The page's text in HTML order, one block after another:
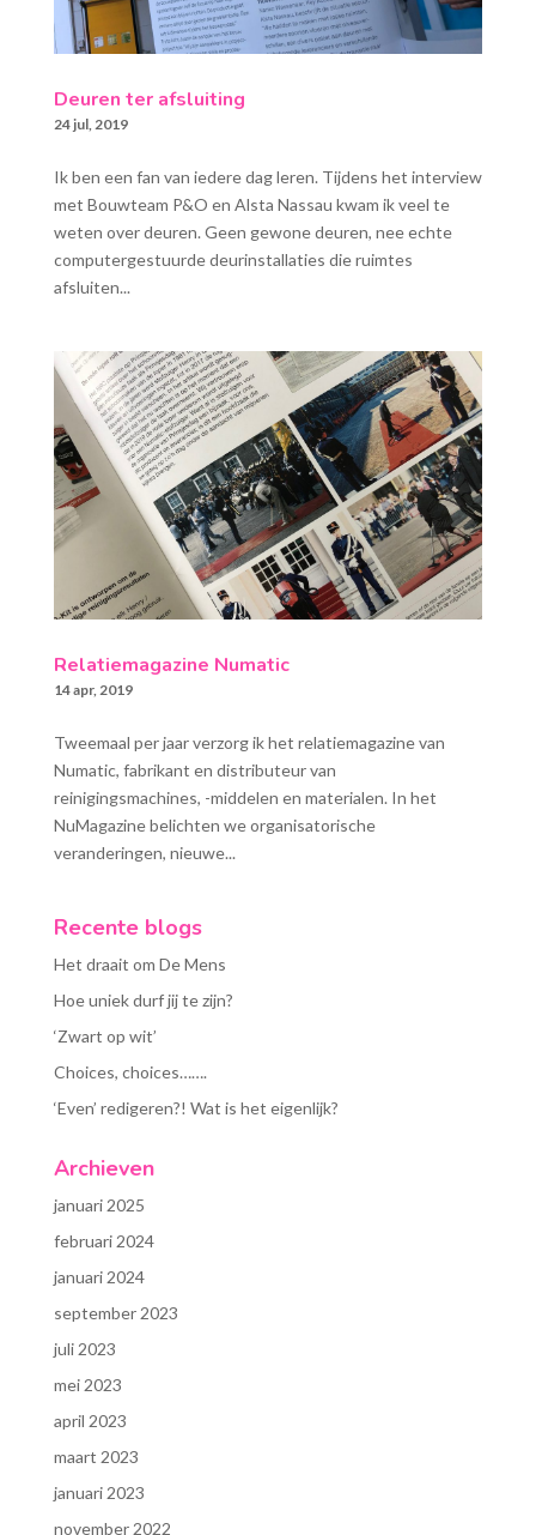
Deuren ter afsluiting
24 jul, 2019
Ik ben een fan van iedere dag leren. Tijdens het interview
met Bouwteam P&O en Alsta Nassau kwam ik veel te
weten over deuren. Geen gewone deuren, nee echte
computergestuurde deurinstallaties die ruimtes
afsluiten...
Relatiemagazine Numatic
14 apr, 2019
Tweemaal per jaar verzorg ik het relatiemagazine van
Numatic, fabrikant en distributeur van
reinigingsmachines, -middelen en materialen. In het
NuMagazine belichten we organisatorische
veranderingen, nieuwe...
Recente blogs
Het draait om De Mens
Hoe uniek durf jij te zijn?
‘Zwart op wit’
Choices, choices…….
‘Even’ redigeren?! Wat is het eigenlijk?
Archieven
januari 2025
februari 2024
januari 2024
september 2023
juli 2023
mei 2023
april 2023
maart 2023
januari 2023
november 2022